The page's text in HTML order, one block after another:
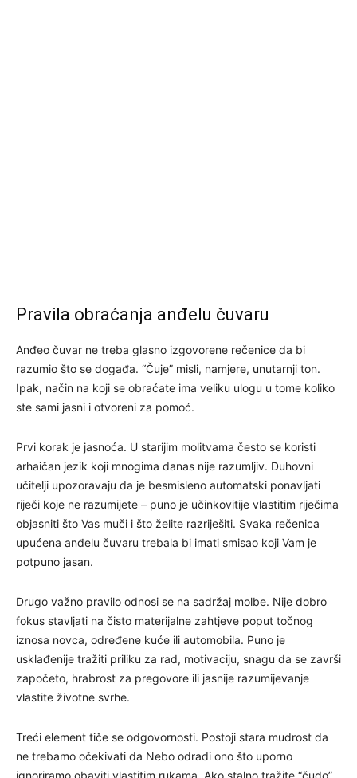
Pravila obraćanja anđelu čuvaru
Anđeo čuvar ne treba glasno izgovorene rečenice da bi
razumio što se događa. “Čuje” misli, namjere, unutarnji ton.
Ipak, način na koji se obraćate ima veliku ulogu u tome koliko
ste sami jasni i otvoreni za pomoć.
Prvi korak je jasnoća. U starijim molitvama često se koristi
arhaičan jezik koji mnogima danas nije razumljiv. Duhovni
učitelji upozoravaju da je besmisleno automatski ponavljati
riječi koje ne razumijete – puno je učinkovitije vlastitim riječima
objasniti što Vas muči i što želite razriješiti. Svaka rečenica
upućena anđelu čuvaru trebala bi imati smisao koji Vam je
potpuno jasan.
Drugo važno pravilo odnosi se na sadržaj molbe. Nije dobro
fokus stavljati na čisto materijalne zahtjeve poput točnog
iznosa novca, određene kuće ili automobila. Puno je
usklađenije tražiti priliku za rad, motivaciju, snagu da se završi
započeto, hrabrost za pregovore ili jasnije razumijevanje
vlastite životne svrhe.
Treći element tiče se odgovornosti. Postoji stara mudrost da
ne trebamo očekivati da Nebo odradi ono što uporno
ignoriramo obaviti vlastitim rukama. Ako stalno tražite “čudo”,